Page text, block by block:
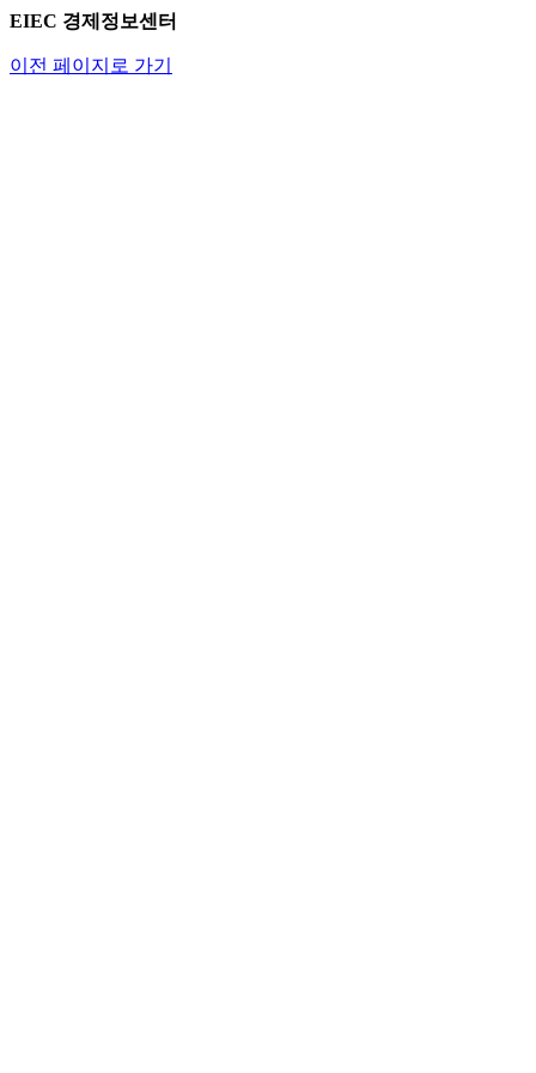
EIEC 경제정보센터
이전 페이지로 가기